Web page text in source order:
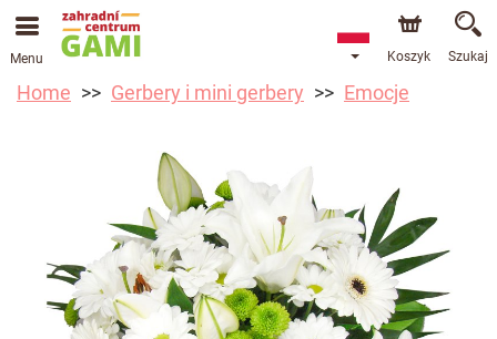
Menu Koszyk Szukaj
Home Gerbery i mini gerbery Emocje